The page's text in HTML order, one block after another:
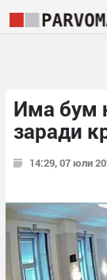
Има бум
заради
14:29, 07 юли